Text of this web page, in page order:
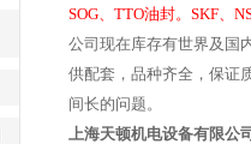
SOG、TTO油封。SKF、
公司现在库存有世界及国
供配套，品种齐全，保证
间长的问题。
上海天顿机电设备有限公司